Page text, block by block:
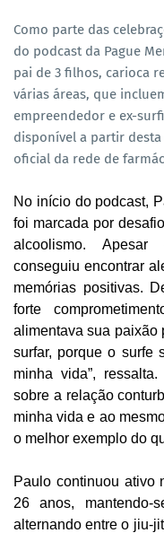
Como parte das
do podcast da Pague
pai de 3 filhos, carioca
várias áreas, que
empreendedor e ex-
disponível a partir
oficial da rede de
No início do podcast,
foi marcada por
alcoolismo.
conseguiu encontrar
memórias positivas.
forte
alimentava sua paixão
surfar, porque o surfe
minha vida”,
sobre a relação
minha vida e ao
o melhor exemplo do
Paulo continuou ativo
26 anos,
alternando entre o jiu-